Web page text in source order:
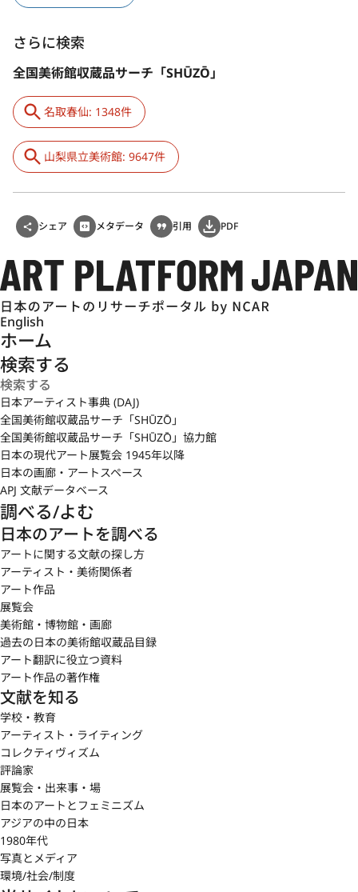
さらに検索
全国美術館収蔵品サーチ「SHŪZŌ」
名取春仙: 1348件
山梨県立美術館: 9647件
シェア メタデータ 引用 PDF
English
ホーム
検索する
日本アーティスト事典 (DAJ)
全国美術館収蔵品サーチ「SHŪZŌ」
全国美術館収蔵品サーチ「SHŪZŌ」協力館
日本の現代アート展覧会 1945年以降
日本の画廊・アートスペース
APJ 文献データベース
調べる/よむ
日本のアートを調べる
アートに関する文献の探し方
アーティスト・美術関係者
アート作品
展覧会
美術館・博物館・画廊
過去の日本の美術館収蔵品目録
アート翻訳に役立つ資料
アート作品の著作権
文献を知る
学校・教育
アーティスト・ライティング
コレクティヴィズム
評論家
展覧会・出来事・場
日本のアートとフェミニズム
アジアの中の日本
1980年代
写真とメディア
環境/社会/制度